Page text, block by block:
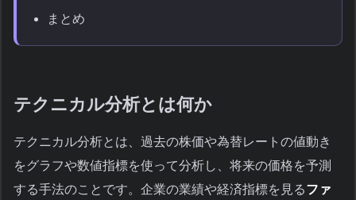
まとめ
テクニカル分析とは何か
テクニカル分析とは、過去の株価や為替レートの値動き
をグラフや数値指標を使って分析し、将来の価格を予測
する手法のことです。企業の業績や経済指標を見るファ